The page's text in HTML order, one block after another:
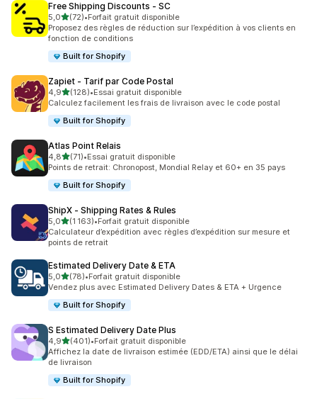
Free Shipping Discounts ‑ SC
5,0étoile(s) sur 5
(72)
72 avis au total
•Forfait gratuit disponible
Proposez des règles de réduction sur l’expédition à vos clients en
fonction de conditions
Built for Shopify
Zapiet ‑ Tarif par Code Postal
4,9étoile(s) sur 5
(128)
128 avis au total
•Essai gratuit disponible
Calculez facilement les frais de livraison avec le code postal
Built for Shopify
Atlas Point Relais
4,8étoile(s) sur 5
(71)
71 avis au total
•Essai gratuit disponible
Points de retrait: Chronopost, Mondial Relay et 60+ en 35 pays
Built for Shopify
ShipX ‑ Shipping Rates & Rules
5,0étoile(s) sur 5
(1 163)
1163 avis au total
•Forfait gratuit disponible
Calculateur d’expédition avec règles d’expédition sur mesure et
points de retrait
Estimated Delivery Date & ETA
5,0étoile(s) sur 5
(78)
78 avis au total
•Forfait gratuit disponible
Vendez plus avec Estimated Delivery Dates & ETA + Urgence
Built for Shopify
S Estimated Delivery Date Plus
4,9étoile(s) sur 5
(401)
401 avis au total
•Forfait gratuit disponible
Affichez la date de livraison estimée (EDD/ETA) ainsi que le délai
de livraison
Built for Shopify